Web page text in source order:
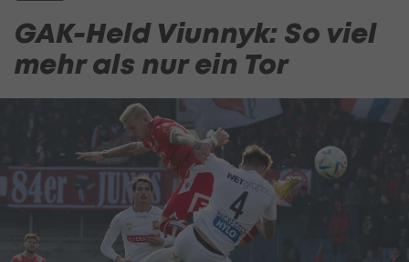
GAK-Held Viunnyk: So viel
mehr als nur ein Tor